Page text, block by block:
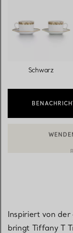
Schwarz
Inspiriert von der
bringt Tiffany T